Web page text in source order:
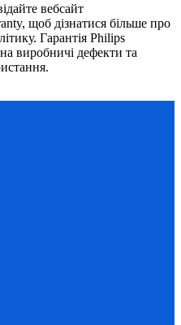
вебсайт
щоб дізнатися більше про
Гарантія Philips
виробничі дефекти та